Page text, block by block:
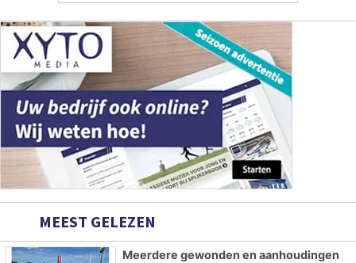
MEEST GELEZEN
Meerdere gewonden en aanhoudingen